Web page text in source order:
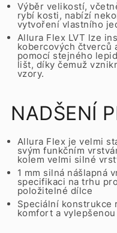
Výběr velikostí,
rybí kosti, nabízí
vytvoření vlastního
Allura Flex LVT lze
kobercových čtverců
pomocí stejného
lišt, díky čemuž
vzory.
NADŠENÍ
Allura Flex je velmi
svým funkčním
kolem velmi silné
1 mm silná nášlapná
specifikaci na trhu
položitelné dílce
Speciální konstrukce
komfort a